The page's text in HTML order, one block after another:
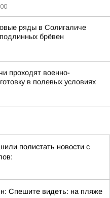
ряды в Солигаличе
брёвен
проходят военно-
в полевых условиях
полистать новости с
Спешите видеть: на пляже